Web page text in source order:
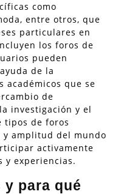
como
entre otros, que
particulares en
los foros de
pueden
de la
académicos que se
de
investigación y el
tipos de foros
amplitud del mundo
activamente
y experiencias.
para qué